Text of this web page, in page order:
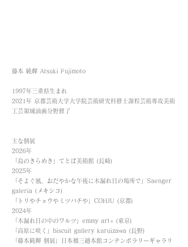
藤本 純輝 Atsuki Fujimoto
1997年三重県生まれ
2021年 京都芸術大学大学院芸術研究科修士課程芸術專攻美術
工芸領域油画分野修了
主な個展
2026年
「島のきらめき」てとば美術館 (長崎)
2025年
「そよぐ風、おだやかな午後に木漏れ日の場所で」Saenger
galeria (メキシコ)
「トリやチョウやミツバチや」COHJU (京都)
2024年
「木漏れ日の中のワルツ」emmy art+ (東京)
「高原に咲く」biscuit gallery karuizawa (長野)
「藤本純輝 個展」日本橋三越本館コンテンボラリーギャラリ